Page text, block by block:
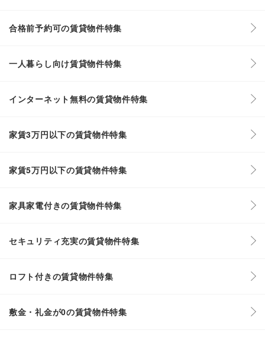
合格前予約可の賃貸物件特集
一人暮らし向け賃貸物件特集
インターネット無料の賃貸物件特集
家賃3万円以下の賃貸物件特集
家賃5万円以下の賃貸物件特集
家具家電付きの賃貸物件特集
セキュリティ充実の賃貸物件特集
ロフト付きの賃貸物件特集
敷金・礼金が0の賃貸物件特集